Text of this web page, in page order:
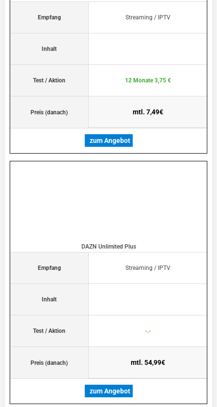
Empfang
Inhalt
Test / Aktion
Preis (danach)
Streaming / IPTV
12 Monate 3,75 €
mtl. 7,49€
zum Angebot
DAZN Unlimited Plus
Empfang
Inhalt
Test / Aktion
Preis (danach)
Streaming / IPTV
-.-
mtl. 54,99€
zum Angebot